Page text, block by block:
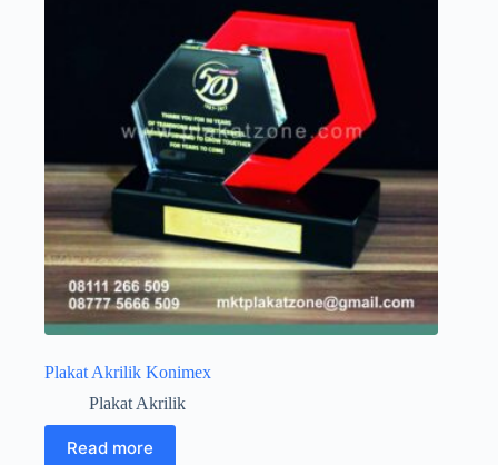
Plakat Akrilik Konimex
Plakat Akrilik
Read more